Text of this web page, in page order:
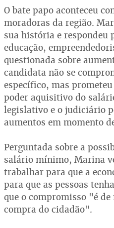
O bate papo aconteceu
moradoras da região.
sua história e respondeu
educação,
questionada sobre
candidata não se
específico, mas
poder aquisitivo do
legislativo e o judiciário
aumentos em momento
Perguntada sobre a
salário mínimo, Marina
trabalhar para que a
para que as pessoas
que o compromisso "é
compra do cidadão".